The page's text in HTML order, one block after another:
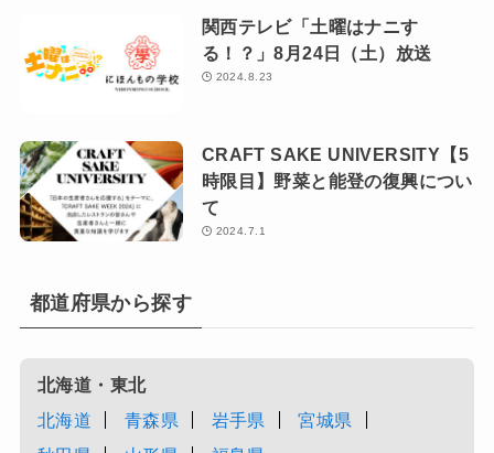
関西テレビ「土曜はナニす
る！？」8月24日（土）放送
2024.8.23
CRAFT SAKE UNIVERSITY【5
時限目】野菜と能登の復興につい
て
2024.7.1
都道府県から探す
北海道・東北
北海道
青森県 岩手県
宮城県